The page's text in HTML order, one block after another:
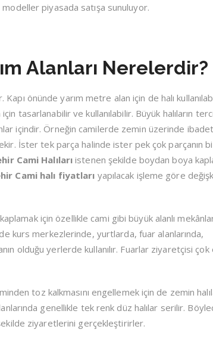
piyasada satışa sunuluyor.
Alanları Nerelerdir?
önünde yarım metre alan için de halı
tasarlanabilir ve kullanılabilir. Büyük halıların
içindir. Örneğin camilerde zemin üzerinde
İster tek parça halinde ister pek çok parçanın
Cami Halılarıistenen şekilde boydan boya
Cami halı fiyatları yapılacak işleme göre
için özellikle cami gibi büyük alanlı
kurs merkezlerinde, yurtlarda, fuar alanlarında,
olduğu yerlerde kullanılır. Fuarlar ziyaretçisi çok
toz kalkmasını engellemek için de zemin
genellikle tek renk düz halılar serilir.
ziyaretlerini gerçekleştirirler.